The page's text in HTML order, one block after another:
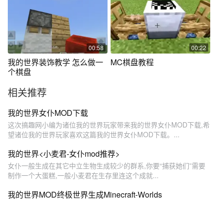
00:58
我的世界装饰教学 怎么做一
个棋盘
00:22
MC棋盘教程
相关推荐
我的世界女仆MOD下载
这次搞趣网小编为诸位我的世界玩家带来我的世界女仆MOD下载,希
望诸位我的世界玩家喜欢这篇我的世界女仆MOD下载。...
我的世界<小麦君-女仆mod推荐>
女仆一般生成在其它中立生物生成较少的群系,你要“捕获她们”需要
制作一个大蛋糕,一般小麦君在生存里连这个成就...
我的世界MOD终极世界生成Minecraft-Worlds